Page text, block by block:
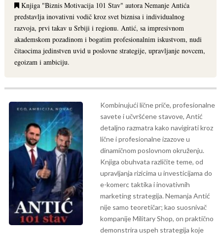
Knjiga "Biznis Motivacija 101 Stav" autora Nemanje Antića
predstavlja inovativni vodič kroz svet biznisa i individualnog
razvoja, prvi takav u Srbiji i regionu. Antić, sa impresivnom
akademskom pozadinom i bogatim profesionalnim iskustvom, nudi
čitaocima jedinstven uvid u poslovne strategije, upravljanje novcem,
egoizam i ambiciju.
Kombinujući lične priče, profesionalne
savete i učvršćene stavove, Antić
detaljno razmatra kako navigirati kroz
lične i profesionalne izazove u
dinamičnom poslovnom okruženju.
Knjiga obuhvata različite teme, od
upravljanja rizicima u investicijama do
e-komerc taktika i inovativnih
marketing strategija. Nemanja Antić
nije samo teoretičar; kao suosnivač
kompanije Military Shop, on praktično
demonstrira uspeh strategija koje